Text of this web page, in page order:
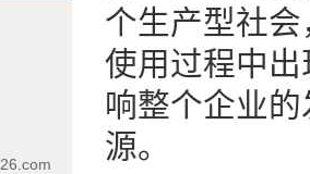
个生产型社
使用过程中
响整个企业
源。